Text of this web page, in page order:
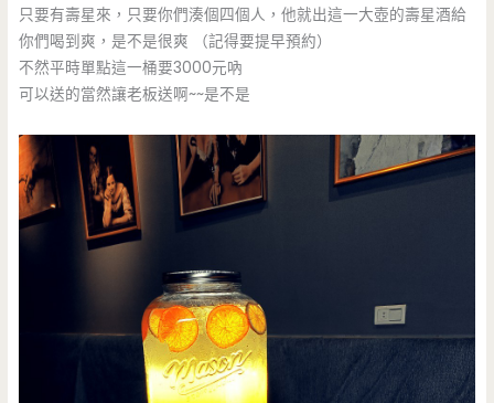
只要有壽星來，只要你們湊個四個人，他就出這一大壺的壽星酒給
你們喝到爽，是不是很爽 （記得要提早預約）
不然平時單點這一桶要3000元吶
可以送的當然讓老板送啊~~是不是